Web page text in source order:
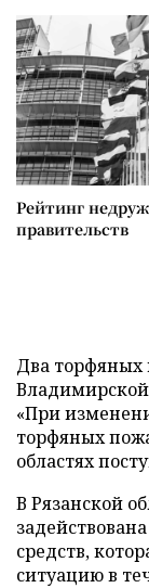
Рейтинг
правительств
Два торфяных
«При
торфяных
областях
В Рязанской
средств,
ситуацию в